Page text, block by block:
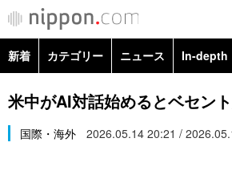
新着 カテゴリー ニュース In-depth
政治・外交
経済・ビジネス
米中がAI対話始めるとベセン
国際・海外 2026.05.14 20:21 /